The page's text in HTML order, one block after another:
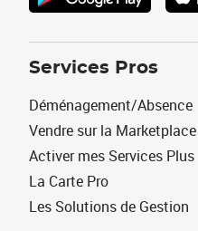
Services Pros
Déménagement/Absence
Vendre sur la Marketplace
Activer mes Services Plus
La Carte Pro
Les Solutions de Gestion